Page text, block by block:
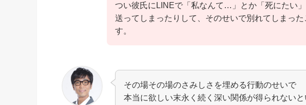
つい彼氏にLINEで「私なんて…」とか「死にたい」
送ってしまったりして、そのせいで別れてしまった
す。
その場その場のさみしさを埋める行動のせいで
本当に欲しい末永く続く深い関係が得られない